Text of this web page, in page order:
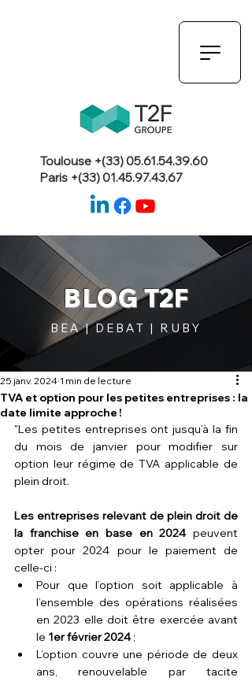
Toulouse +(33)05.61.54.39.60
Paris +(33)01.45.97.43.67
BLOG T2F
BEA | DEBAT | RUBY
TVA et option pour les petites entreprises : la
date limite approche !
25 janv. 2024 1 min de lecture
"Les petites entreprises ont jusqu’à la fin
du mois de janvier pour modifier sur
option leur régime de TVA applicable de
plein droit.
Les entreprises relevant de plein droit de
la franchise en base en 2024 peuvent
opter pour 2024 pour le paiement de
celle-ci :
Pour que l’option soit applicable à
l’ensemble des opérations réalisées
en 2023 elle doit être exercée avant
le 1er février 2024 ;
L’option couvre une période de deux
ans, renouvelable par tacite